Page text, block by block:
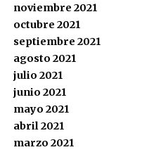
noviembre 2021
octubre 2021
septiembre 2021
agosto 2021
julio 2021
junio 2021
mayo 2021
abril 2021
marzo 2021